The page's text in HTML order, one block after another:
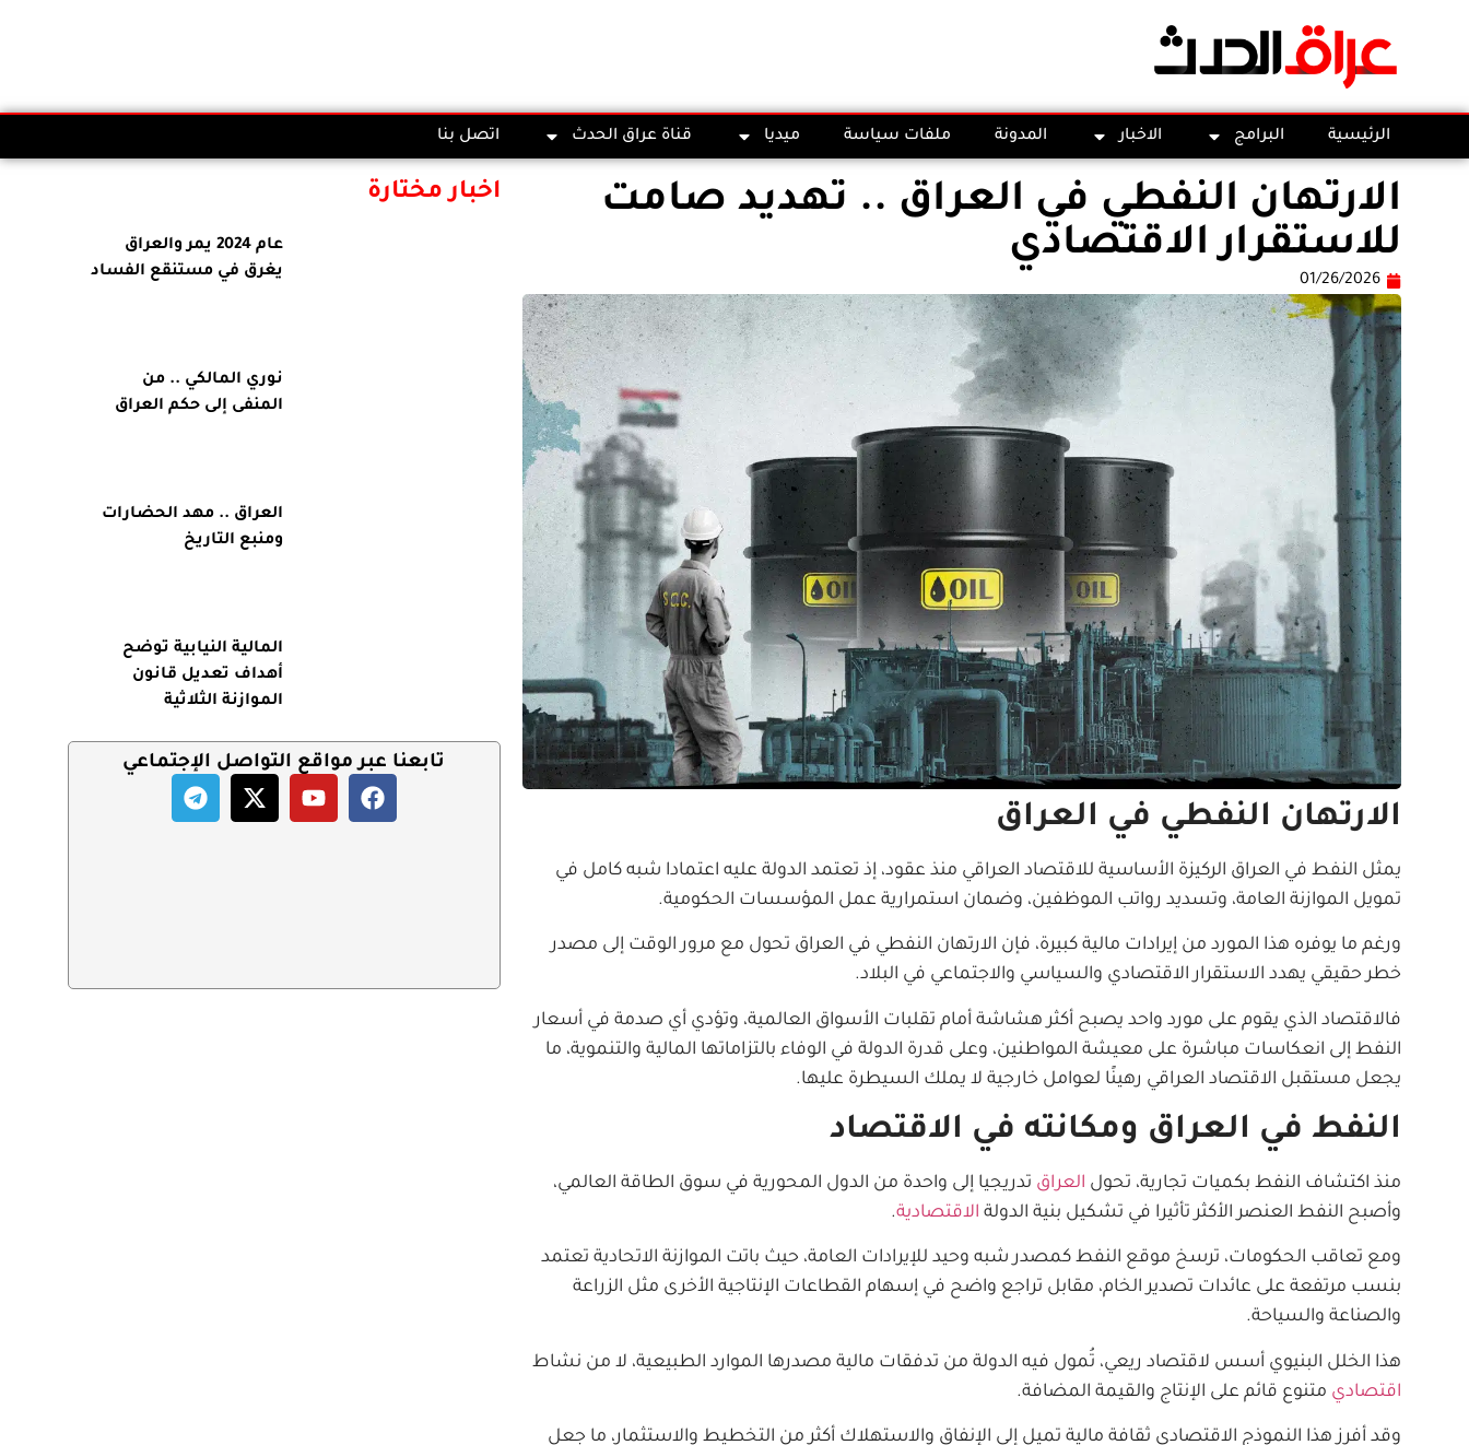
الرئيسية البرامج الاخبار المدونة ملفات سياسة ميديا قناة عراق الحدث اتصل بنا
الارتهان النفطي في العراق .. تهديد صامت
للاستقرار الاقتصادي
01/26/2026
الارتهان النفطي في العراق
يمثل النفط في العراق الركيزة الأساسية للاقتصاد العراقي منذ عقود، إذ تعتمد الدولة عليه اعتمادا شبه كامل في
تمويل الموازنة العامة، وتسديد رواتب الموظفين، وضمان استمرارية عمل المؤسسات الحكومية.
ورغم ما يوفره هذا المورد من إيرادات مالية كبيرة، فإن الارتهان النفطي في العراق تحول مع مرور الوقت إلى مصدر
خطر حقيقي يهدد الاستقرار الاقتصادي والسياسي والاجتماعي في البلاد.
فالاقتصاد الذي يقوم على مورد واحد يصبح أكثر هشاشة أمام تقلبات الأسواق العالمية، وتؤدي أي صدمة في أسعار
النفط إلى انعكاسات مباشرة على معيشة المواطنين، وعلى قدرة الدولة في الوفاء بالتزاماتها المالية والتنموية، ما
يجعل مستقبل الاقتصاد العراقي رهينًا لعوامل خارجية لا يملك السيطرة عليها.
النفط في العراق ومكانته في الاقتصاد
منذ اكتشاف النفط بكميات تجارية، تحول العراق تدريجيا إلى واحدة من الدول المحورية في سوق الطاقة العالمي،
وأصبح النفط العنصر الأكثر تأثيرا في تشكيل بنية الدولة الاقتصادية.
ومع تعاقب الحكومات، ترسخ موقع النفط كمصدر شبه وحيد للإيرادات العامة، حيث باتت الموازنة الاتحادية تعتمد
بنسب مرتفعة على عائدات تصدير الخام، مقابل تراجع واضح في إسهام القطاعات الإنتاجية الأخرى مثل الزراعة
والصناعة والسياحة.
هذا الخلل البنيوي أسس لاقتصاد ريعي، تُمول فيه الدولة من تدفقات مالية مصدرها الموارد الطبيعية، لا من نشاط
اقتصادي متنوع قائم على الإنتاج والقيمة المضافة.
وقد أفرز هذا النموذج الاقتصادي ثقافة مالية تميل إلى الإنفاق والاستهلاك أكثر من التخطيط والاستثمار، ما جعل
اخبار مختارة
عام 2024 يمر والعراق
يغرق في مستنقع الفساد
نوري المالكي .. من
المنفى إلى حكم العراق
العراق .. مهد الحضارات
ومنبع التاريخ
المالية النيابية توضح
أهداف تعديل قانون
الموازنة الثلاثية
تابعنا عبر مواقع التواصل الإجتماعي